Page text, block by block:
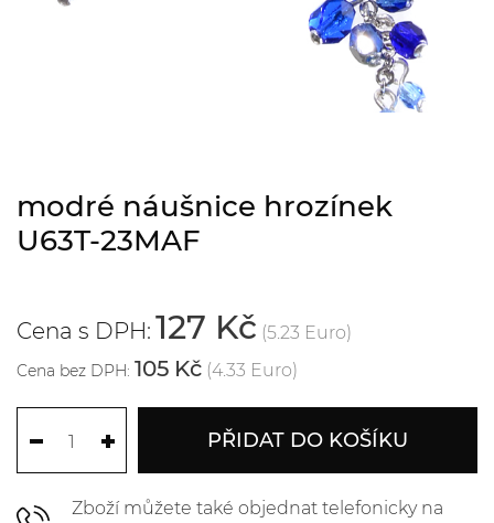
modré náušnice hrozínek
U63T-23MAF
Cena s DPH: 127 Kč (5.23 Euro)
Cena bez DPH: 105 Kč (4.33 Euro)
PŘIDAT DO KOŠÍKU
Zboží můžete také objednat telefonicky na